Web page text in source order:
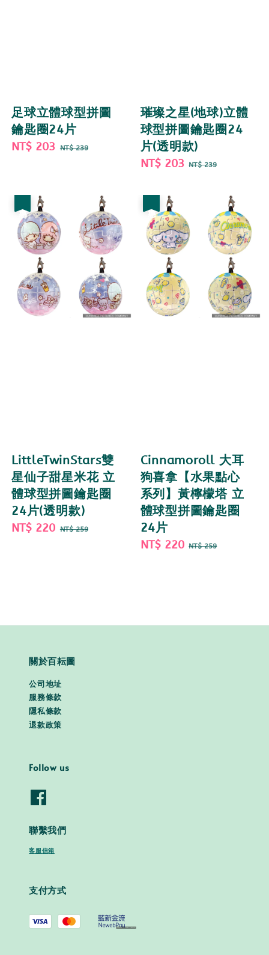
足球立體球型拼圖
鑰匙圈24片
Sale
NT$ 203 Regular
NT$ 239
璀璨之星(地球)立體
球型拼圖鑰匙圈24
片(透明款)
Sale
NT$ 203 Regular
NT$ 239
LittleTwinStars雙
星仙子甜星米花 立
體球型拼圖鑰匙圈
24片(透明款)
Sale
NT$ 220 Regular
NT$ 259
Cinnamoroll 大耳
狗喜拿【水果點心
系列】黃檸檬塔 立
體球型拼圖鑰匙圈
24片
Sale
NT$ 220 Regular
NT$ 259
關於百耘圖
公司地址
服務條款
隱私條款
退款政策
Follow us
聯繫我們
客服信箱
支付方式